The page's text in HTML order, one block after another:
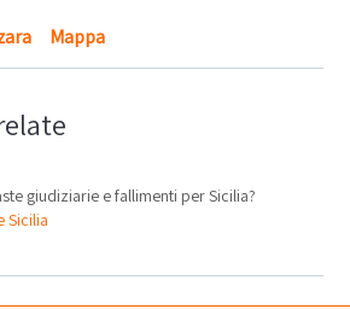
Mappa
giudiziarie e fallimenti per Sicilia?
Sicilia